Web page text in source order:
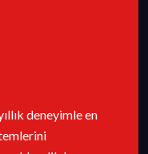
deneyimle en